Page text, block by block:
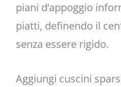
piani d’appoggio
piatti, definendo il
senza essere rigido.
Aggiungi cuscini